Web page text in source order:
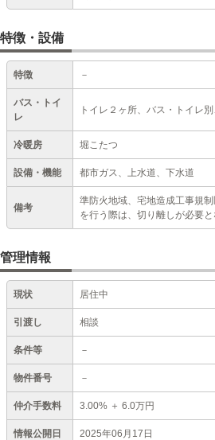
特徴・設備
特徴 －
バス・トイ
レ
トイレ２ヶ所、バス・トイレ
冷暖房 堀こたつ
設備・機能 都市ガス、上水道、下水道
備考
準防火地域、宅地造成工事規
を行う際は、切り離しが必要と
管理情報
現状 居住中
引渡し 相談
条件等 －
物件番号 －
仲介手数料 3.00% ＋ 6.0万円
情報公開日 2025年06月17日